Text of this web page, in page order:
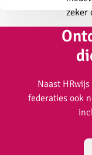
zeker
Naast
federaties ook